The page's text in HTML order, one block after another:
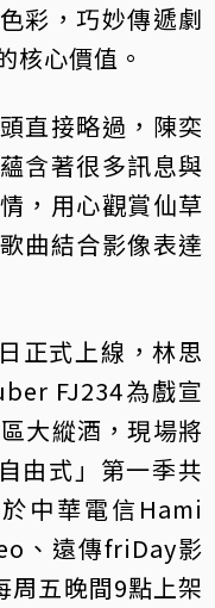
彩，巧妙傳遞劇
核心價值。
直接略過，陳奕
含著很多訊息與
，用心觀賞仙草
曲結合影像表達
正式上線，林思
FJ234為戲宣
大縱酒，現場將
由式」第一季共
中華電信Hami
、遠傳friDay影
周五晚間9點上架